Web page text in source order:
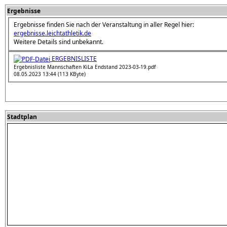
Ergebnisse
Ergebnisse finden Sie nach der Veranstaltung in aller Regel hier:
ergebnisse.leichtathletik.de
Weitere Details sind unbekannt.
ERGEBNISLISTE
Ergebnisliste Mannschaften KiLa Endstand 2023-03-19.pdf
08.05.2023 13:44 (113 KByte)
Stadtplan